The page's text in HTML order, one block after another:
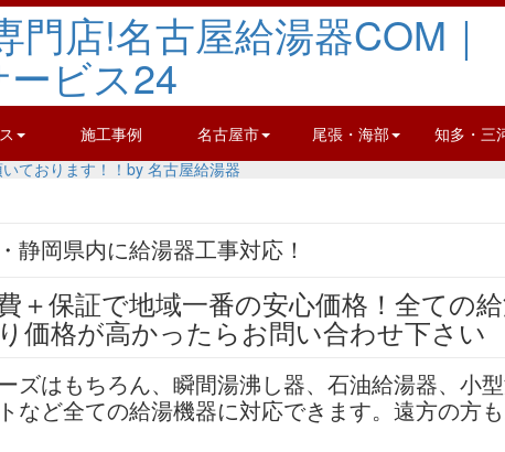
施工事例 名古屋市 尾張・海部 知多・三
静岡県内に給湯器工事対応！
ズはもちろん、瞬間湯沸し器、石油給湯器、小
など全ての給湯機器に対応できます。遠方の方